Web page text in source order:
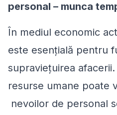
personal – munca
În mediul economic
este esențială pentru
supraviețuirea
resurse umane poate
nevoilor de personal